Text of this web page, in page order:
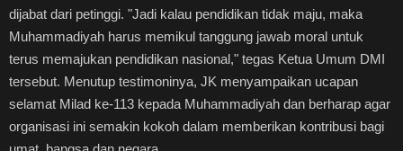
dijabat dari petinggi. "Jadi kalau pendidikan tidak maju, maka
Muhammadiyah harus memikul tanggung jawab moral untuk
terus memajukan pendidikan nasional," tegas Ketua Umum DMI
tersebut. Menutup testimoninya, JK menyampaikan ucapan
selamat Milad ke-113 kepada Muhammadiyah dan berharap agar
organisasi ini semakin kokoh dalam memberikan kontribusi bagi